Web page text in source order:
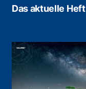
Das aktuelle Heft